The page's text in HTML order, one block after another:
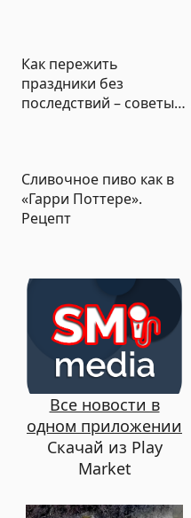
Евгения Пригожина
Как пережить
праздники без
последствий – советы
Сливочное пиво как в
«Гарри Поттере».
Рецепт
Все новости в
одном приложении
Скачай из Play
Market